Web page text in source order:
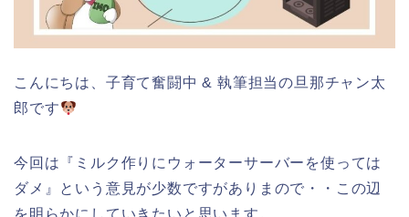
こんにちは、子育て奮闘中 & 執筆担当の旦那チャン太
郎です
今回は『ミルク作りにウォーターサーバーを使っては
ダメ』という意見が少数ですがありまので・・この辺